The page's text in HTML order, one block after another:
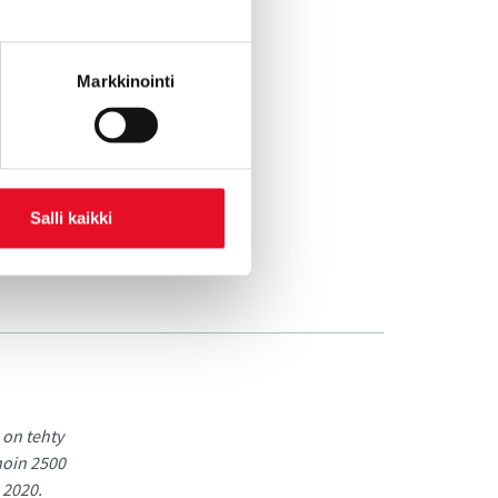
Markkinointi
Salli kaikki
tehty
2500